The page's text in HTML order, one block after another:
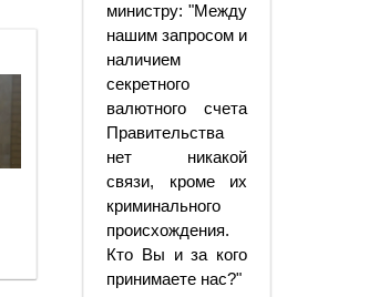
министру: "Между
нашим запросом и
наличием
секретного
валютного счета
Правительства
нет никакой
связи, кроме их
криминального
происхождения.
Кто Вы и за кого
принимаете нас?"